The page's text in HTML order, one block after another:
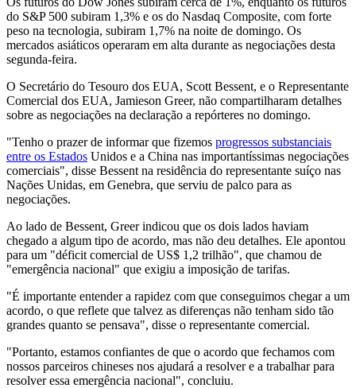
do S&P 500 subiram 1,3% e os do Nasdaq Composite, com forte
peso na tecnologia, subiram 1,7% na noite de domingo. Os
mercados asiáticos operaram em alta durante as negociações desta
segunda-feira.
O Secretário do Tesouro dos EUA, Scott Bessent, e o Representante
Comercial dos EUA, Jamieson Greer, não compartilharam detalhes
sobre as negociações na declaração a repórteres no domingo.
"Tenho o prazer de informar que fizemos progressos substanciais
entre os Estados Unidos e a China nas importantíssimas negociações
comerciais", disse Bessent na residência do representante suíço nas
Nações Unidas, em Genebra, que serviu de palco para as
negociações.
Ao lado de Bessent, Greer indicou que os dois lados haviam
chegado a algum tipo de acordo, mas não deu detalhes. Ele apontou
para um "déficit comercial de US$ 1,2 trilhão", que chamou de
"emergência nacional" que exigiu a imposição de tarifas.
"É importante entender a rapidez com que conseguimos chegar a um
acordo, o que reflete que talvez as diferenças não tenham sido tão
grandes quanto se pensava", disse o representante comercial.
"Portanto, estamos confiantes de que o acordo que fechamos com
nossos parceiros chineses nos ajudará a resolver e a trabalhar para
resolver essa emergência nacional", concluiu.